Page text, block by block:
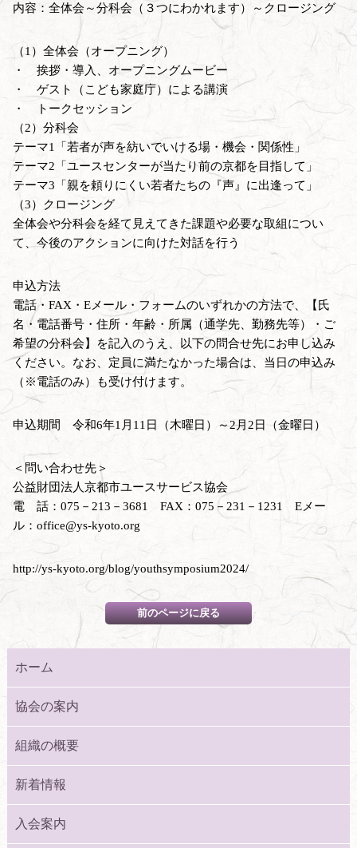
内容：全体会～分科会（３つにわかれます）～クロージング
（1）全体会（オープニング）
・ 挨拶・導入、オープニングムービー
・ ゲスト（こども家庭庁）による講演
・ トークセッション
（2）分科会
テーマ1「若者が声を紡いでいける場・機会・関係性」
テーマ2「ユースセンターが当たり前の京都を目指して」
テーマ3「親を頼りにくい若者たちの『声』に出逢って」
（3）クロージング
全体会や分科会を経て見えてきた課題や必要な取組につい
て、今後のアクションに向けた対話を行う
申込方法
電話・FAX・Eメール・フォームのいずれかの方法で、【氏
名・電話番号・住所・年齢・所属（通学先、勤務先等）・ご
希望の分科会】を記入のうえ、以下の問合せ先にお申し込み
ください。なお、定員に満たなかった場合は、当日の申込み
（※電話のみ）も受け付けます。
申込期間 令和6年1月11日（木曜日）～2月2日（金曜日）
＜問い合わせ先＞
公益財団法人京都市ユースサービス協会
電 話：075－213－3681 FAX：075－231－1231 Eメー
ル：office@ys-kyoto.org
http://ys-kyoto.org/blog/youthsymposium2024/
ホーム
協会の案内
組織の概要
新着情報
入会案内